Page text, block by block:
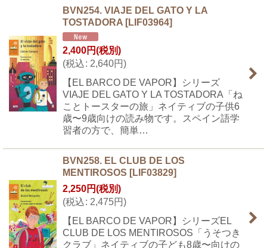
BVN254. VIAJE DEL GATO Y LA
TOSTADORA [LIF03964]
2,400円(税別)
(税込: 2,640円)
【EL BARCO DE VAPOR】シリーズ
VIAJE DEL GATO Y LA TOSTADORA「ね
ことトースターの旅」ネイティブの子供6
歳〜9歳向けの読み物です。スペイン語学
習者の方で、簡単…
BVN258. EL CLUB DE LOS
MENTIROSOS [LIF03829]
2,250円(税別)
(税込: 2,475円)
【EL BARCO DE VAPOR】シリーズEL
CLUB DE LOS MENTIROSOS「うそつき
クラブ」ネイティブの子ども8歳〜向けの